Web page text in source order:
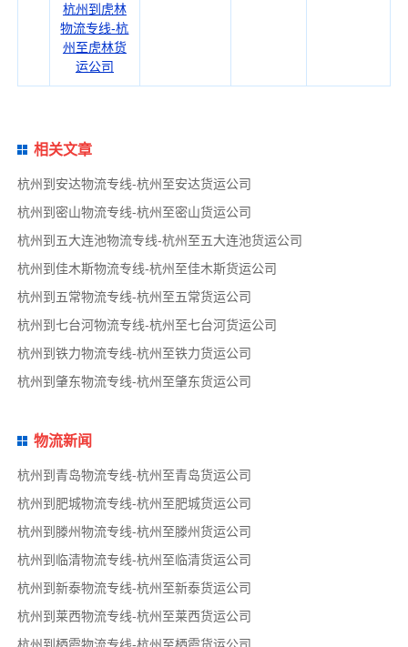
杭州到虎林
物流专线-杭
州至虎林货
运公司
相关文章
杭州到安达物流专线-杭州至安达货运公司
杭州到密山物流专线-杭州至密山货运公司
杭州到五大连池物流专线-杭州至五大连池货运公司
杭州到佳木斯物流专线-杭州至佳木斯货运公司
杭州到五常物流专线-杭州至五常货运公司
杭州到七台河物流专线-杭州至七台河货运公司
杭州到铁力物流专线-杭州至铁力货运公司
杭州到肇东物流专线-杭州至肇东货运公司
物流新闻
杭州到青岛物流专线-杭州至青岛货运公司
杭州到肥城物流专线-杭州至肥城货运公司
杭州到滕州物流专线-杭州至滕州货运公司
杭州到临清物流专线-杭州至临清货运公司
杭州到新泰物流专线-杭州至新泰货运公司
杭州到莱西物流专线-杭州至莱西货运公司
杭州到栖霞物流专线-杭州至栖霞货运公司